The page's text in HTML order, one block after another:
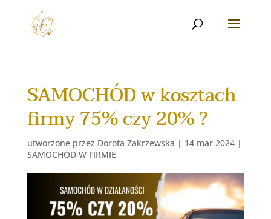
SAMOCHÓD w kosztach
firmy 75% czy 20% ?
utworzone przez Dorota Zakrzewska | 14 mar 2024|
SAMOCHÓD W FIRMIE